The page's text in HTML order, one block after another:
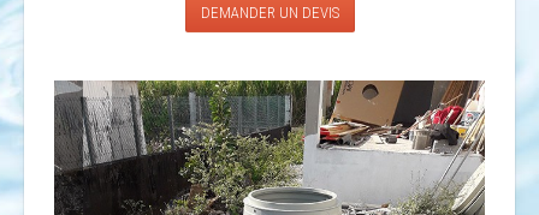
DEMANDER UN DEVIS